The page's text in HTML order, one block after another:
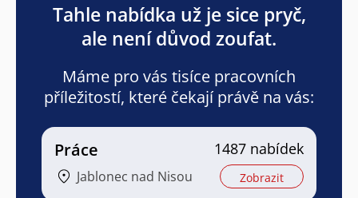
Tahle nabídka už je sice pryč,
ale není důvod zoufat.
Máme pro vás tisíce pracovních
příležitostí, které čekají právě na vás:
Práce
Jablonec nad Nisou
1487 nabídek
Zobrazit